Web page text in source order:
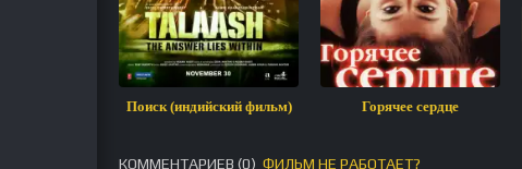
Поиск (индийский фильм) Горячее сердце
КОММЕНТАРИЕВ (0) ФИЛЬМ НЕ РАБОТАЕТ?